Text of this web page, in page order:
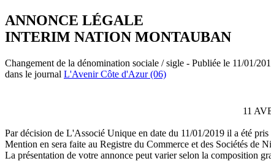
ANNONCE LÉGALE
INTERIM NATION MONTAUBAN
Changement de la dénomination sociale / sigle - Publiée le 11/01/
dans le journal L'Avenir Côte d'Azur (06)
11
Par décision de L'Associé Unique en date du 11/01/2019 il a été
Mention en sera faite au Registre du Commerce et des Sociétés de
La présentation de votre annonce peut varier selon la composition